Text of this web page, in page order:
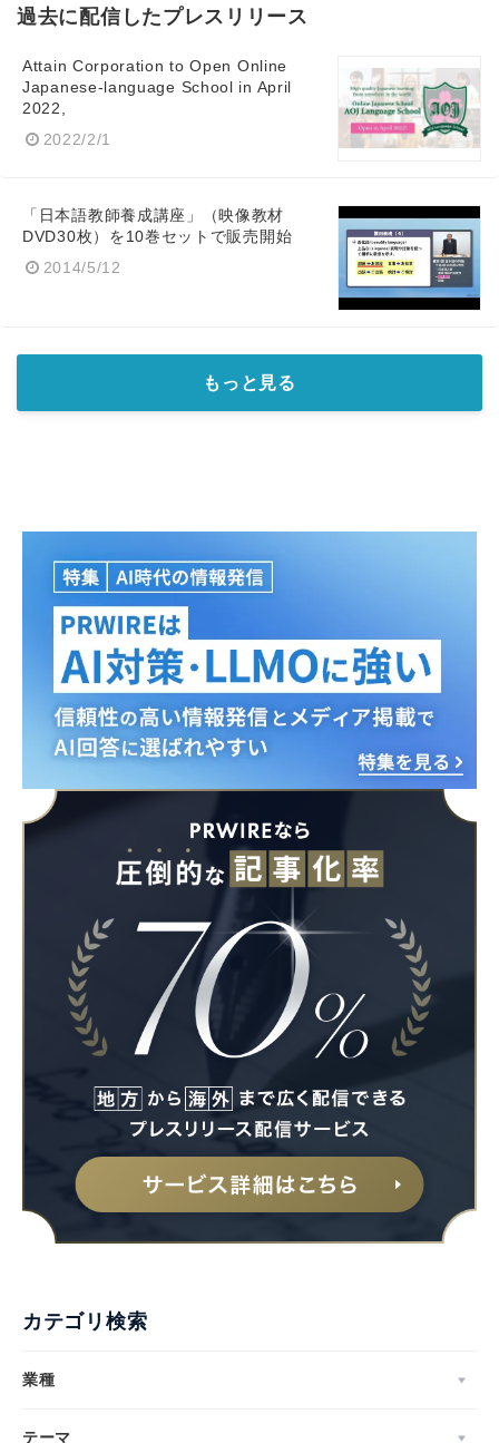
過去に配信したプレスリリース
Attain Corporation to Open Online
Japanese-language School in April
2022,
2022/2/1
「日本語教師養成講座」（映像教材
DVD30枚）を10巻セットで販売開始
2014/5/12
もっと見る
カテゴリ検索
業種
テーマ
English